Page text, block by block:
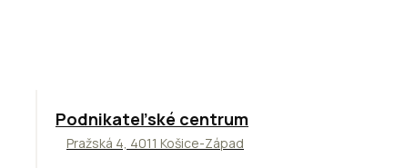
ODPORÚČAME
Podnikateľské centrum
Pražská 4, 4011 Košice-Západ